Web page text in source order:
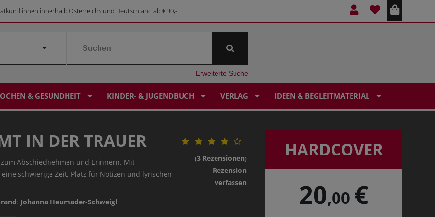
innerhalb Österreichs und Deutschland ab € 30,-
Erweiterte Suche
LEBENSORIENTIERUNG
ALPINGESCHICHTE
& GESUNDHEIT
GESUNDHEIT
KINDER- & JUGENDBUCH
KINDERBUCH
VERLAG
SERVICE & KONTAKT
IDEEN & BEGLEITMATERIAL
BILDERBUCHKALENDER
IN DER TRAUER
Abschiednehmen und Erinnern. Mit
schwierige Zeit, Platz für Notizen und lyrischen
; Johanna Heumader-Schweigl
(3 Rezensionen)
Rezension
verfassen
HARDCOVER
20,00 €